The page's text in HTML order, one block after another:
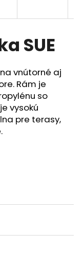
SUE
vnútorné aj
Rám je
so
vysokú
pre terasy,